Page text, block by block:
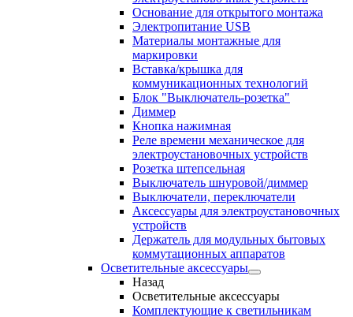
Основание для открытого монтажа
Электропитание USB
Материалы монтажные для
маркировки
Вставка/крышка для
коммуникационных технологий
Блок "Выключатель-розетка"
Диммер
Кнопка нажимная
Реле времени механическое для
электроустановочных устройств
Розетка штепсельная
Выключатель шнуровой/диммер
Выключатели, переключатели
Аксессуары для электроустановочных
устройств
Держатель для модульных бытовых
коммутационных аппаратов
Осветительные аксессуары
Назад
Осветительные аксессуары
Комплектующие к светильникам